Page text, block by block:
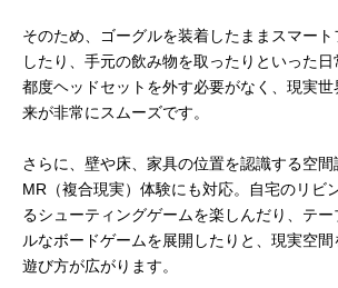
そのため、ゴーグルを装着したままスマー
したり、手元の飲み物を取ったりといった
都度ヘッドセットを外す必要がなく、現実世
来が非常にスムーズです。
さらに、壁や床、家具の位置を認識する空
MR（複合現実）体験にも対応。自宅のリビ
るシューティングゲームを楽しんだり、テ
ルなボードゲームを展開したりと、現実空
遊び方が広がります。